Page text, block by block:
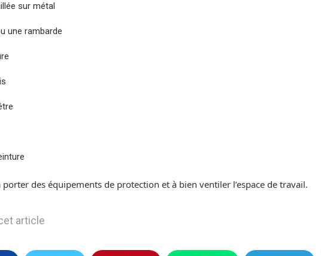
sur métal
une rambarde
des équipements de protection et à bien ventiler l’espace de travail.
article